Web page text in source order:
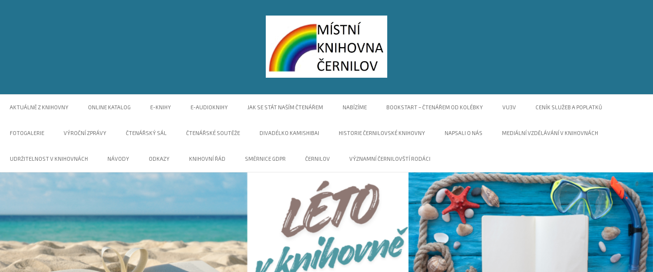
Knihovna Černilov
AKTUÁLNĚ Z KNIHOVNY ONLINE KATALOG E-KNIHY E-AUDIOKNIHY JAK SE STÁT NAŠÍM ČTENÁŘEM NABÍZÍME BOOKSTART – ČTENÁŘEM OD KOLÉBKY VU3V CENÍK SLUŽEB A POPLATKŮ
FOTOGALERIE VÝROČNÍ ZPRÁVY ČTENÁŘSKÝ SÁL ČTENÁŘSKÉ SOUTĚŽE DIVADÉLKO KAMISHIBAI HISTORIE ČERNILOVSKÉ KNIHOVNY NAPSALI O NÁS MEDIÁLNÍ VZDĚLÁVÁNÍ V KNIHOVNÁCH
UDRŽITELNOST V KNIHOVNÁCH NÁVODY ODKAZY KNIHOVNÍ ŘÁD SMĚRNICE GDPR ČERNILOV VÝZNAMNÍ ČERNILOVŠTÍ RODÁCI